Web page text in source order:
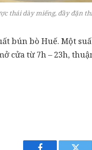
thái dày miếng, đầy đặn
bún bò Huế. Một
cửa từ 7h – 23h,